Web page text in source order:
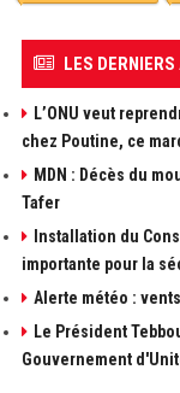
LES
L’ONU veut
chez Poutine, ce
MDN : Décès du
Tafer
Installation du
importante pour la
Alerte météo :
Le Président
Gouvernement